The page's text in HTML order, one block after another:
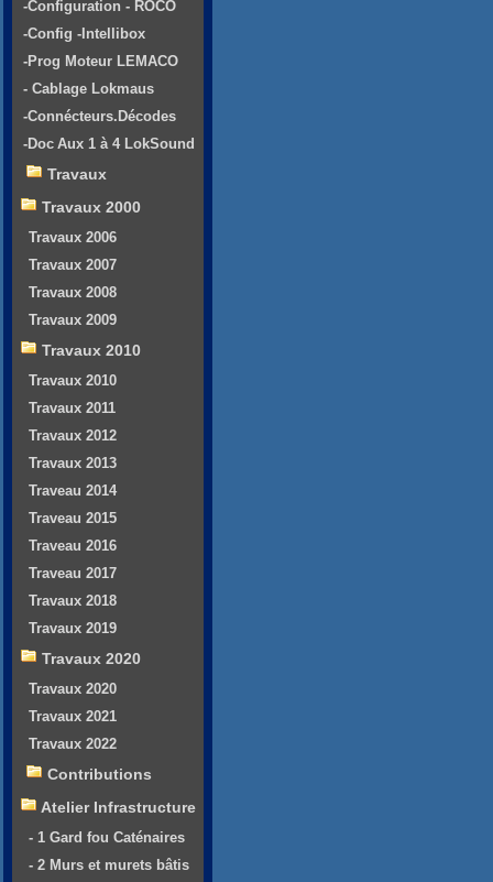
-Configuration - ROCO
-Config -Intellibox
-Prog Moteur LEMACO
- Cablage Lokmaus
-Connécteurs.Décodes
-Doc Aux 1 à 4 LokSound
Travaux
Travaux 2000
Travaux 2006
Travaux 2007
Travaux 2008
Travaux 2009
Travaux 2010
Travaux 2010
Travaux 2011
Travaux 2012
Travaux 2013
Traveau 2014
Traveau 2015
Traveau 2016
Traveau 2017
Travaux 2018
Travaux 2019
Travaux 2020
Travaux 2020
Travaux 2021
Travaux 2022
Contributions
Atelier Infrastructure
- 1 Gard fou Caténaires
- 2 Murs et murets bâtis